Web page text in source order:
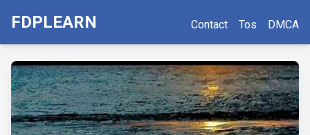
FDPLEARN Contact Tos DMCA